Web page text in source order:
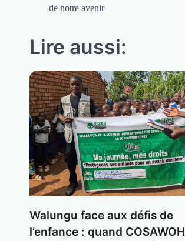
de notre avenir
Lire aussi:
Walungu face aux défis de
l’enfance : quand COSAWOH